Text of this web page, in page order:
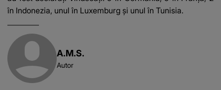
în Indonezia, unul în Luxemburg şi unul în Tunisia.
A.M.S.
Autor